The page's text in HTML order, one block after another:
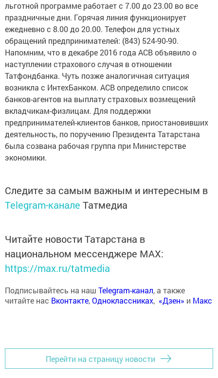
льготной программе работает с 7.00 до 23.00 во все
праздничные дни. Горячая линия функционирует
ежедневно с 8.00 до 20.00. Телефон для устных
обращений предпринимателей: (843) 524-90-90.
Напомним, что в декабре 2016 года АСВ объявило о
наступлении страхового случая в отношении
Татфондбанка. Чуть позже аналогичная ситуация
возникла с ИнтехБанком. АСВ определило список
банков-агентов на выплату страховых возмещений
вкладчикам-физлицам. Для поддержки
предпринимателей-клиентов банков, приостановивших
деятельность, по поручению Президента Татарстана
была созвана рабочая группа при Министерстве
экономики.
Следите за самым важным и интересным в
Telegram-канале Татмедиа
Читайте новости Татарстана в
национальном мессенджере MАХ:
https://max.ru/tatmedia
Подписывайтесь на наш Telegram-канал, а также
читайте нас Вконтакте,Одноклассниках, «Дзен» и Макс
Перейти на страницу новости